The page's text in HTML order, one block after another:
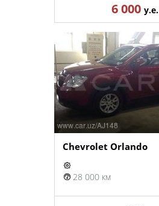
6 000 у.е.
Chevrolet Orlando
28 000 км